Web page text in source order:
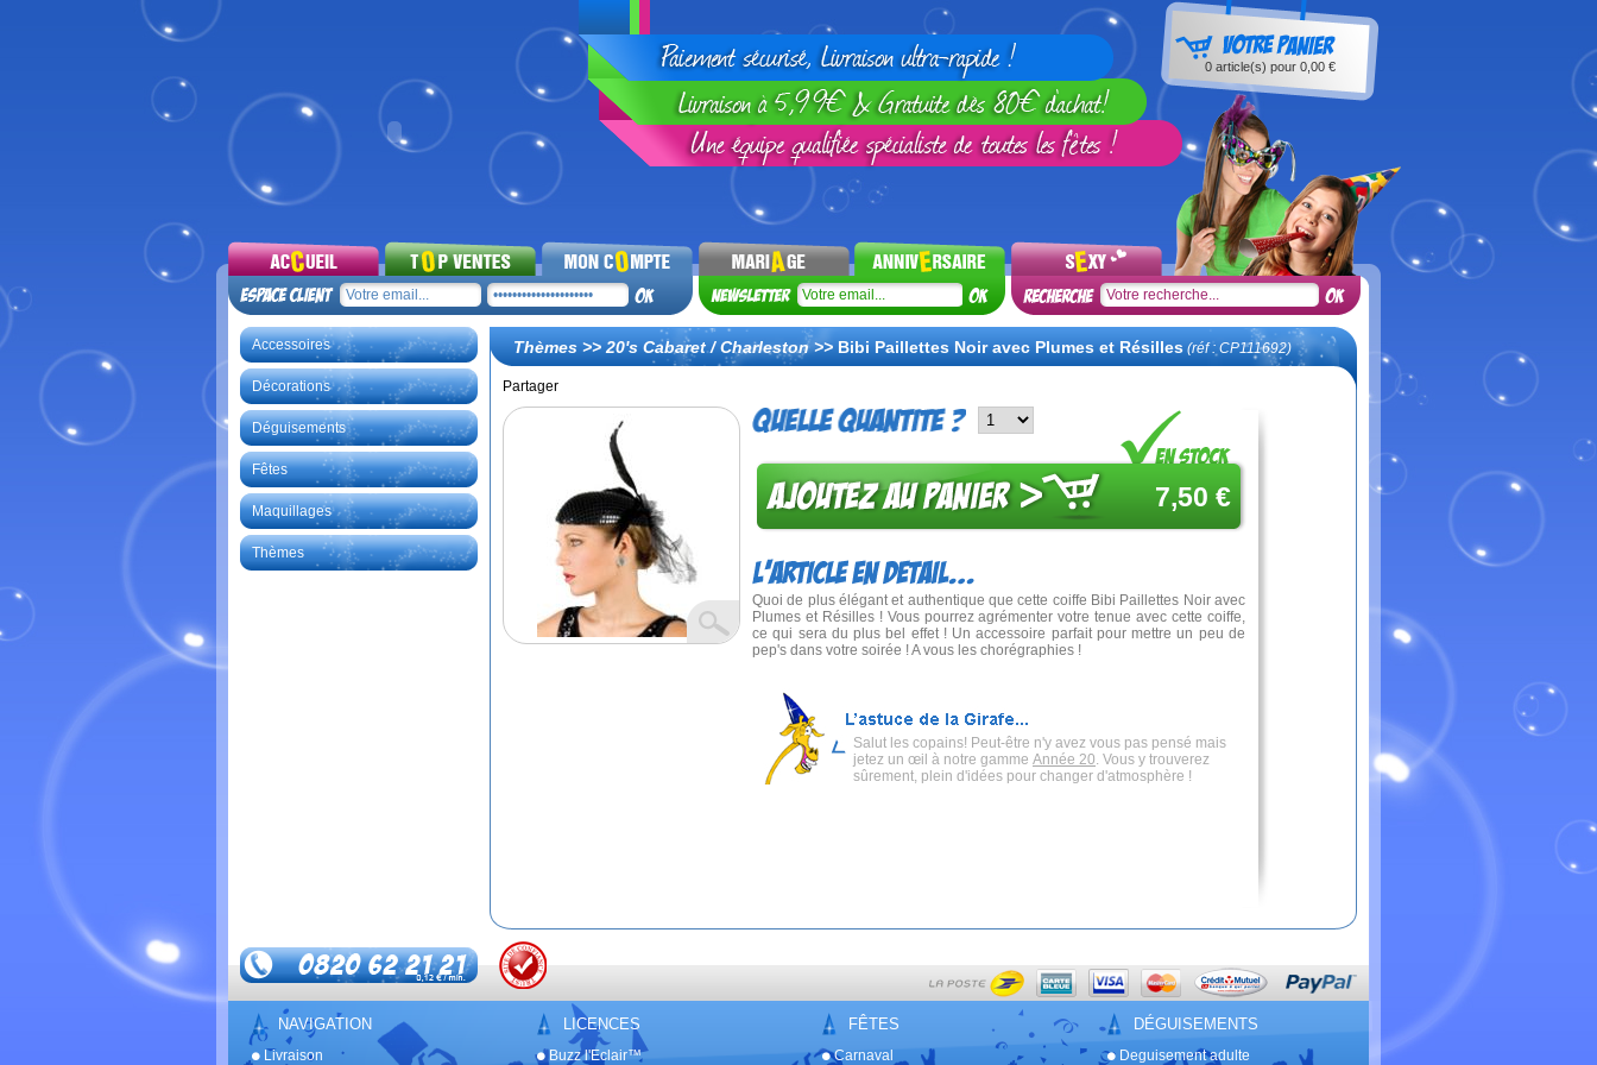
0 article(s) pour 0,00 €
Accessoires
Décorations
Déguisements
Fêtes
Maquillages
Thèmes
Thèmes >> 20's Cabaret / Charleston>> Bibi Paillettes Noir avec Plumes et Résilles (réf : CP111692)
Partager
7,50 €
Quoi de plus élégant et authentique que cette coiffe Bibi Paillettes Noir avec
Plumes et Résilles ! Vous pourrez agrémenter votre tenue avec cette coiffe,
ce qui sera du plus bel effet ! Un accessoire parfait pour mettre un peu de
pep's dans votre soirée ! A vous les chorégraphies !
Salut les copains! Peut-être n'y avez vous pas pensé mais
jetez un œil à notre gamme Année 20. Vous y trouverez
sûrement, plein d'idées pour changer d'atmosphère !
NAVIGATION
Livraison
LICENCES
Buzz l'Eclair™
FÊTES
Carnaval
DÉGUISEMENTS
Deguisement adulte